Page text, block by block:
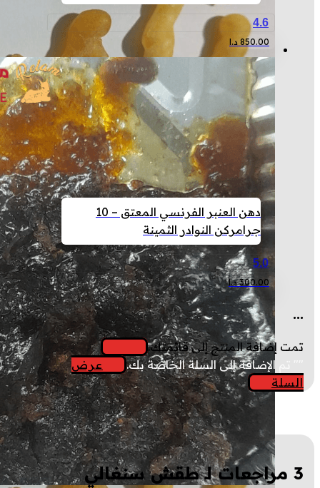
4.6
850.00 د.ا
دهن العنبر الفرنسي المعتق – 10
جرامركن النوادر الثمينة
5.0
300.00 د.ا
...
تمت إضافة المنتج إلى قائمتك.
" تم الإضافة إلى السلة الخاصة بك.
عرض
السلة
3 مراجعات لـ
طقش سنغالي